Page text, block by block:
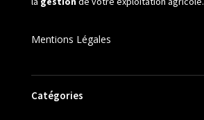
Mentions Légales
Catégories